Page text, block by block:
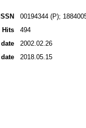
ISSN
00194344 (P);
Hits
494
2002.02.26
2018.05.15